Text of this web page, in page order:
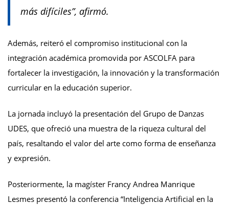
más difíciles”, afirmó.
Además, reiteró el compromiso institucional con la
integración académica promovida por ASCOLFA para
fortalecer la investigación, la innovación y la transformación
curricular en la educación superior.
La jornada incluyó la presentación del Grupo de Danzas
UDES, que ofreció una muestra de la riqueza cultural del
país, resaltando el valor del arte como forma de enseñanza
y expresión.
Posteriormente, la magíster Francy Andrea Manrique
Lesmes presentó la conferencia “Inteligencia Artificial en la